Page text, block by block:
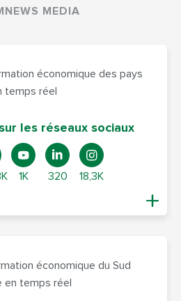
MEDIA
économique des pays
temps réel
les réseaux sociaux
1K 320 18,3K
économique du Sud
en temps réel